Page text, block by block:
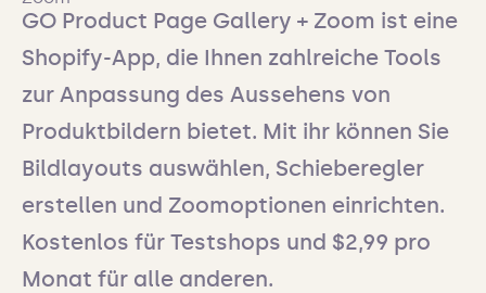
GO Product Page Gallery + Zoom ist eine
Shopify-App, die Ihnen zahlreiche Tools
zur Anpassung des Aussehens von
Produktbildern bietet. Mit ihr können Sie
Bildlayouts auswählen, Schieberegler
erstellen und Zoomoptionen einrichten.
Kostenlos für Testshops und $2,99 pro
Monat für alle anderen.